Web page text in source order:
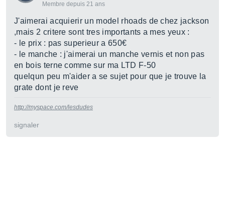
Membre depuis 21 ans
J'aimerai acquierir un model rhoads de chez jackson
,mais 2 critere sont tres importants a mes yeux :
- le prix : pas superieur a 650€
- le manche : j'aimerai un manche vernis et non pas
en bois terne comme sur ma LTD F-50
quelqun peu m'aider a se sujet pour que je trouve la
grate dont je reve
http://myspace.com/lesdudes
signaler